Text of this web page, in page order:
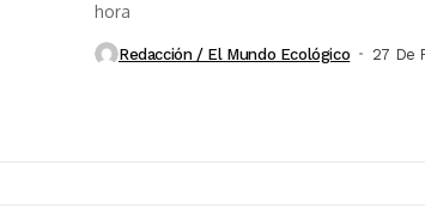
hora
Redacción / El Mundo Ecológico 27 De